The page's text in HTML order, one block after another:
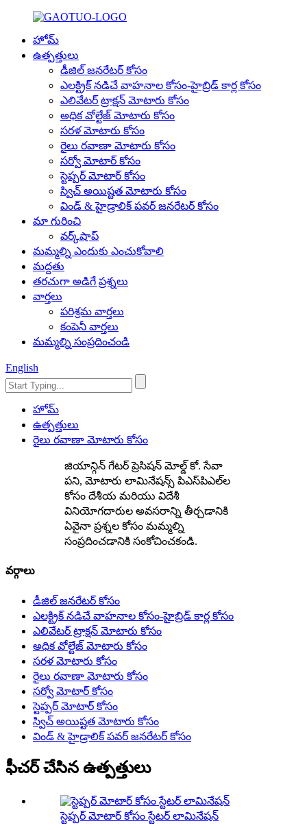
హోమ్
ఉత్పత్తులు
డీజిల్ జనరేటర్ కోసం
ఎలక్ట్రిక్ నడిచే వాహనాల కోసం-హైబ్రిడ్ కార్ల కోసం
ఎలివేటర్ ట్రాక్షన్ మోటారు కోసం
అధిక వోల్టేజ్ మోటారు కోసం
సరళ మోటారు కోసం
రైలు రవాణా మోటారు కోసం
సర్వో మోటార్ కోసం
స్టెప్పర్ మోటార్ కోసం
స్విచ్ అయిష్టత మోటారు కోసం
విండ్ & హైడ్రాలిక్ పవర్ జనరేటర్ కోసం
మా గురించి
వర్క్‌షాప్
మమ్మల్ని ఎందుకు ఎంచుకోవాలి
మద్దతు
తరచుగా అడిగే ప్రశ్నలు
వార్తలు
పరిశ్రమ వార్తలు
కంపెనీ వార్తలు
మమ్మల్ని సంప్రదించండి
English
హోమ్
ఉత్పత్తులు
రైలు రవాణా మోటారు కోసం
జియాన్గిన్ గేటర్ ప్రెసిషన్ మోల్డ్ కో. సేవా
పని, మోటారు లామినేషన్స్ పిఎస్‌పిఎల్‌ల
కోసం దేశీయ మరియు విదేశీ
వినియోగదారుల అవసరాన్ని తీర్చడానికి
ఏవైనా ప్రశ్నల కోసం మమ్మల్ని
సంప్రదించడానికి సంకోచించకండి.
వర్గాలు
డీజిల్ జనరేటర్ కోసం
ఎలక్ట్రిక్ నడిచే వాహనాల కోసం-హైబ్రిడ్ కార్ల కోసం
ఎలివేటర్ ట్రాక్షన్ మోటారు కోసం
అధిక వోల్టేజ్ మోటారు కోసం
సరళ మోటారు కోసం
రైలు రవాణా మోటారు కోసం
సర్వో మోటార్ కోసం
స్టెప్పర్ మోటార్ కోసం
స్విచ్ అయిష్టత మోటారు కోసం
విండ్ & హైడ్రాలిక్ పవర్ జనరేటర్ కోసం
ఫీచర్ చేసిన ఉత్పత్తులు
స్టెప్పర్ మోటార్ కోసం స్టేటర్ లామినేషన్